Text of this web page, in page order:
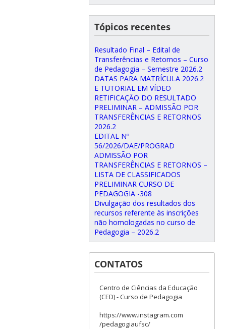
Tópicos recentes
Resultado Final – Edital de
Transferências e Retornos – Curso
de Pedagogia – Semestre 2026.2
DATAS PARA MATRÍCULA 2026.2
E TUTORIAL EM VÍDEO
RETIFICAÇÃO DO RESULTADO
PRELIMINAR – ADMISSÃO POR
TRANSFERÊNCIAS E RETORNOS
2026.2
EDITAL Nº
56/2026/DAE/PROGRAD
ADMISSÃO POR
TRANSFERÊNCIAS E RETORNOS –
LISTA DE CLASSIFICADOS
PRELIMINAR CURSO DE
PEDAGOGIA -308
Divulgação dos resultados dos
recursos referente às inscrições
não homologadas no curso de
Pedagogia – 2026.2
CONTATOS
Centro de Ciências da Educação
(CED) - Curso de Pedagogia
https://www.instagram.com
/pedagogiaufsc/